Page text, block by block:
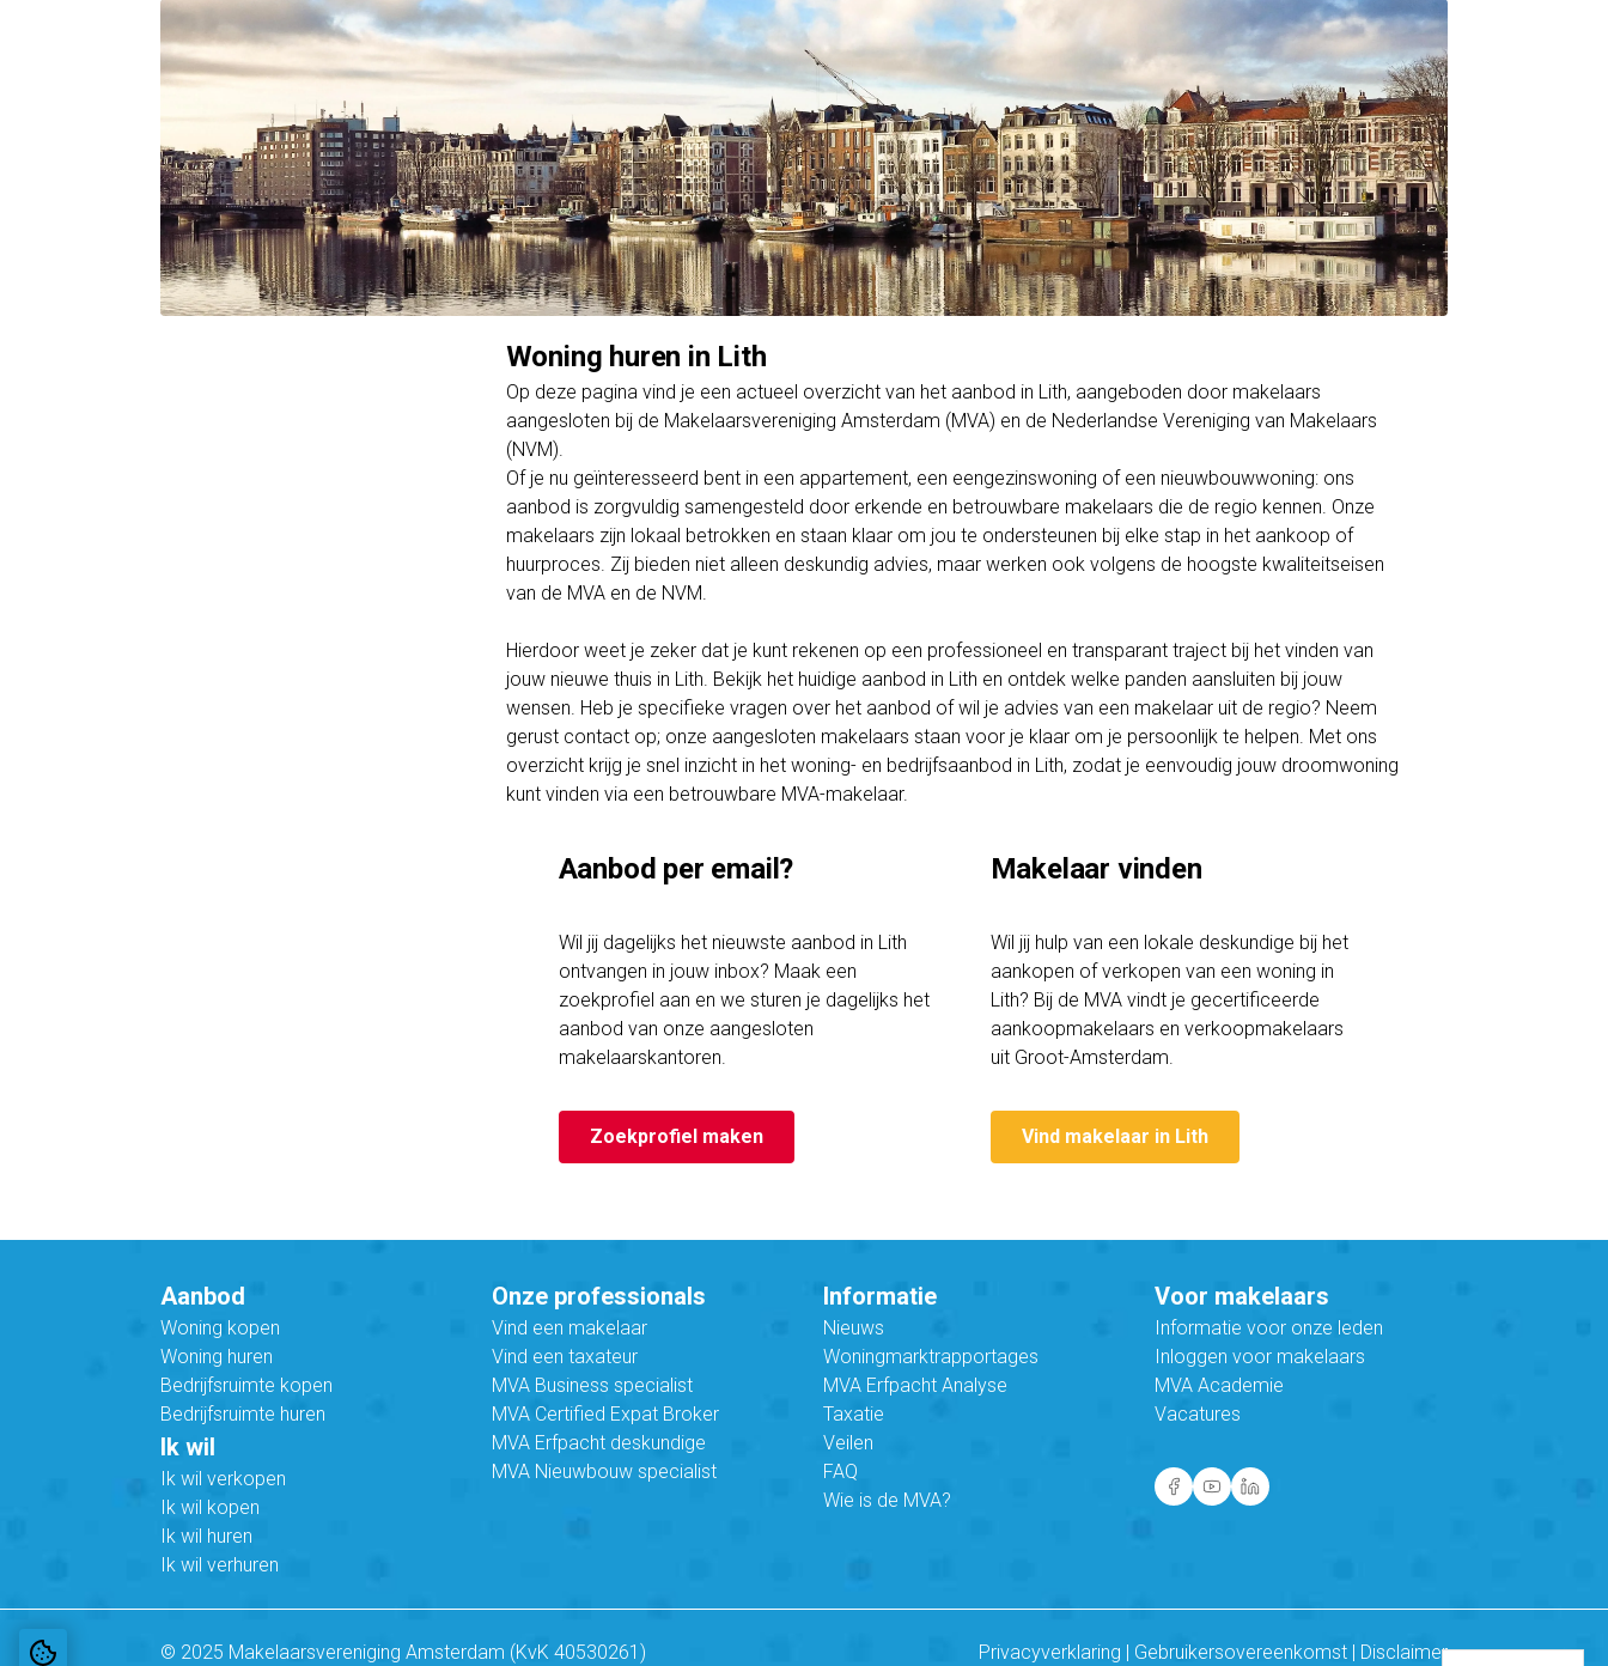
Woning huren in Lith
Op deze pagina vind je een actueel overzicht van het aanbod in Lith, aangeboden door makelaars
aangesloten bij de Makelaarsvereniging Amsterdam (MVA) en de Nederlandse Vereniging van Makelaars
(NVM).
Of je nu geïnteresseerd bent in een appartement, een eengezinswoning of een nieuwbouwwoning: ons
aanbod is zorgvuldig samengesteld door erkende en betrouwbare makelaars die de regio kennen. Onze
makelaars zijn lokaal betrokken en staan klaar om jou te ondersteunen bij elke stap in het aankoop of
huurproces. Zij bieden niet alleen deskundig advies, maar werken ook volgens de hoogste kwaliteitseisen
van de MVA en de NVM.
Hierdoor weet je zeker dat je kunt rekenen op een professioneel en transparant traject bij het vinden van
jouw nieuwe thuis in Lith. Bekijk het huidige aanbod in Lith en ontdek welke panden aansluiten bij jouw
wensen. Heb je specifieke vragen over het aanbod of wil je advies van een makelaar uit de regio? Neem
gerust contact op; onze aangesloten makelaars staan voor je klaar om je persoonlijk te helpen. Met ons
overzicht krijg je snel inzicht in het woning- en bedrijfsaanbod in Lith, zodat je eenvoudig jouw droomwoning
kunt vinden via een betrouwbare MVA-makelaar.
Aanbod per email?
Wil jij dagelijks het nieuwste aanbod in Lith
ontvangen in jouw inbox? Maak een
zoekprofiel aan en we sturen je dagelijks het
aanbod van onze aangesloten
makelaarskantoren.
Zoekprofiel maken
Makelaar vinden
Wil jij hulp van een lokale deskundige bij het
aankopen of verkopen van een woning in
Lith? Bij de MVA vindt je gecertificeerde
aankoopmakelaars en verkoopmakelaars
uit Groot-Amsterdam.
Vind makelaar in Lith
Aanbod
Woning kopen
Woning huren
Bedrijfsruimte kopen
Bedrijfsruimte huren
Ik wil
Ik wil verkopen
Ik wil kopen
Ik wil huren
Ik wil verhuren
Onze professionals
Vind een makelaar
Vind een taxateur
MVA Business specialist
MVA Certified Expat Broker
MVA Erfpacht deskundige
MVA Nieuwbouw specialist
Informatie
Nieuws
Woningmarktrapportages
MVA Erfpacht Analyse
Taxatie
Veilen
FAQ
Wie is de MVA?
Voor makelaars
Informatie voor onze leden
Inloggen voor makelaars
MVA Academie
Vacatures
© 2025 Makelaarsvereniging Amsterdam (KvK 40530261) Privacyverklaring Gebruikersovereenkomst Disclaimer